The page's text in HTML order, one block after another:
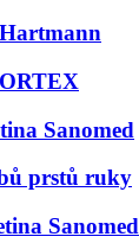
Sanomed
prstů ruky
Sanomed